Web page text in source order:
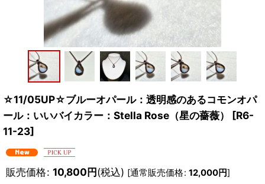
☆11/05UP☆ブルーオパール：透明感のあるコモンオパ
ール：いいバイカラー：Stella Rose（星の薔薇）
[R6-
11-23]
販売価格: 10,800円(税込) [通常販売価格: 12,000円]